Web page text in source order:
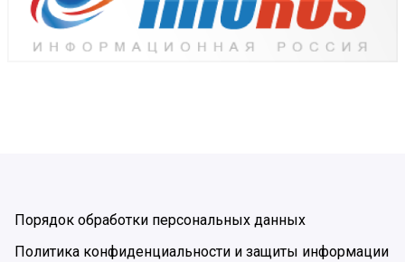
Порядок обработки персональных данных
Политика конфиденциальности и защиты информации